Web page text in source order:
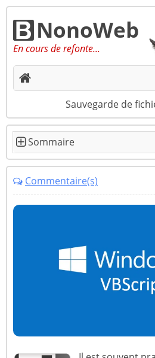
NonoWeb
En cours de refonte...
Sauvegarde de
Commentaire(s)